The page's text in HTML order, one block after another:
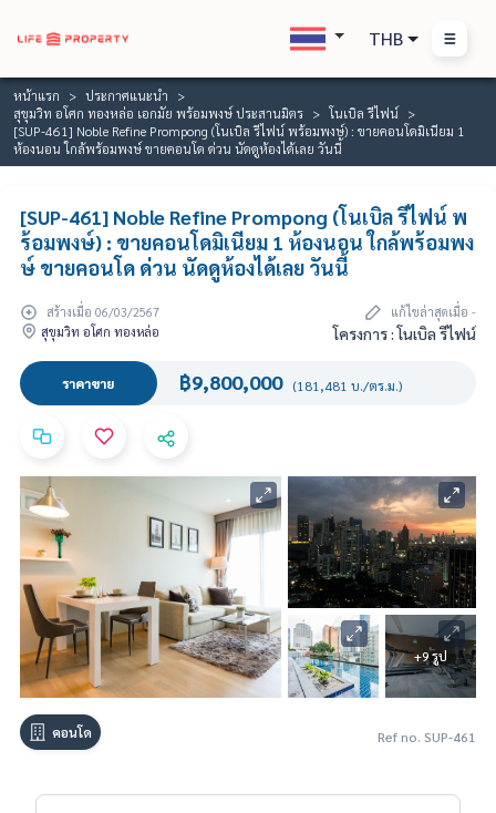
THB
หน้าแรก
ประกาศแนะนำ
สุขุมวิท อโศก ทองหล่อ เอกมัย พร้อมพงษ์ ประสานมิตร
โนเบิล รีไฟน์
[SUP-461] Noble Refine Prompong (โนเบิล รีไฟน์ พร้อมพงษ์) : ขายคอนโดมิเนียม 1
ห้องนอน ใกล้พร้อมพงษ์ ขายคอนโด ด่วน นัดดูห้องได้เลย วันนี้
[SUP-461] Noble Refine Prompong (โนเบิล รีไฟน์ พ
ร้อมพงษ์) : ขายคอนโดมิเนียม 1 ห้องนอน ใกล้พร้อมพง
ษ์ ขายคอนโด ด่วน นัดดูห้องได้เลย วันนี้
สร้างเมื่อ 06/03/2567
แก้ไขล่าสุดเมื่อ -
สุขุมวิท อโศก ทองหล่อ
โครงการ : โนเบิล รีไฟน์
ราคาขาย ฿9,800,000 (181,481 บ./ตร.ม.)
+9 รูป
คอนโด Ref no. SUP-461